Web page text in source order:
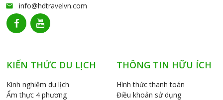
email info@hdtravelvn.com
KIẾN THỨC DU LỊCH
Kinh nghiệm du lịch
Ẩm thực 4 phương
THÔNG TIN HỮU ÍCH
Hình thức thanh toán
Điều khoản sử dụng